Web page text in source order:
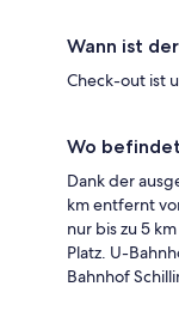
Wann ist
Check-out ist
Wo befindet
Dank der
km entfernt
nur bis zu 5
Platz. U-
Bahnhof